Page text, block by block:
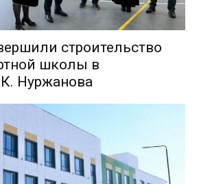
строительство
школы в
Нуржанова